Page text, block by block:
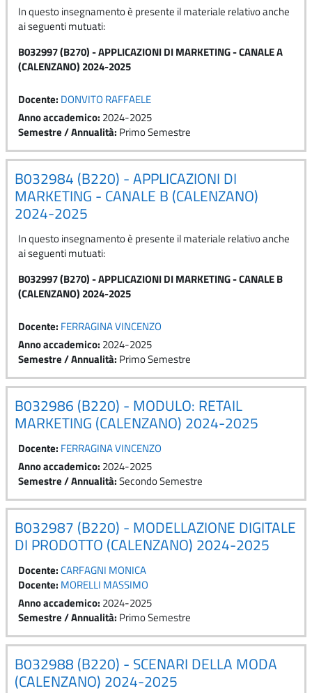
In questo insegnamento è presente il materiale relativo anche
ai seguenti mutuati:
B032997 (B270) - APPLICAZIONI DI MARKETING - CANALE A
(CALENZANO) 2024-2025
Docente: DONVITO RAFFAELE
Anno accademico: 2024-2025
Semestre / Annualità: Primo Semestre
B032984 (B220) - APPLICAZIONI DI
MARKETING - CANALE B (CALENZANO)
2024-2025
In questo insegnamento è presente il materiale relativo anche
ai seguenti mutuati:
B032997 (B270) - APPLICAZIONI DI MARKETING - CANALE B
(CALENZANO) 2024-2025
Docente: FERRAGINA VINCENZO
Anno accademico: 2024-2025
Semestre / Annualità: Primo Semestre
B032986 (B220) - MODULO: RETAIL
MARKETING (CALENZANO) 2024-2025
Docente: FERRAGINA VINCENZO
Anno accademico: 2024-2025
Semestre / Annualità:Secondo Semestre
B032987 (B220) - MODELLAZIONE DIGITALE
DI PRODOTTO (CALENZANO) 2024-2025
Docente:CARFAGNI MONICA
Docente: MORELLI MASSIMO
Anno accademico: 2024-2025
Semestre / Annualità: Primo Semestre
B032988 (B220) - SCENARI DELLA MODA
(CALENZANO) 2024-2025